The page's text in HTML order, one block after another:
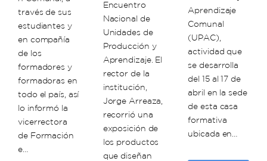
través de sus
estudiantes y
en compañía
de los
formadores y
formadoras en
todo el país, así
lo informó la
vicerrectora
de Formación
e…
Encuentro
Nacional de
Unidades de
Producción y
Aprendizaje. El
rector de la
institución,
Jorge Arreaza,
recorrió una
exposición de
los productos
que diseñan
Aprendizaje
Comunal
(UPAC),
actividad que
se desarrolla
del 15 al 17 de
abril en la sede
de esta casa
formativa
ubicada en…